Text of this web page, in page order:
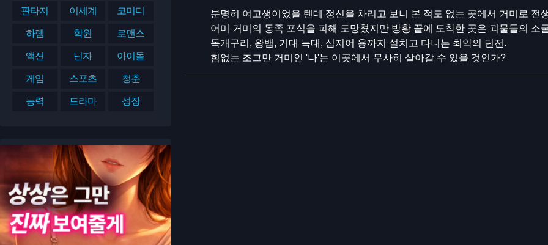
판타지 이세계 코미디
하렘 학원 로맨스
액션 닌자 아이돌
게임 스포츠 청춘
능력 드라마 성장
분명히 여고생이었을 텐데 정신을 차리고 보니 본 적도 없는 곳에서 거미로 전
어미 거미의 동족 포식을 피해 도망쳤지만 방황 끝에 도착한 곳은 괴물들의 소
독개구리, 왕뱀, 거대 늑대, 심지어 용까지 설치고 다니는 최악의 던전.
힘없는 조그만 거미인 '나'는 이곳에서 무사히 살아갈 수 있을 것인가?